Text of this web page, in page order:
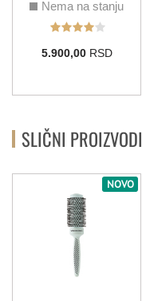
Nema na stanju
5.900,00RSD
SLIČNI PROIZVODI
NOVO